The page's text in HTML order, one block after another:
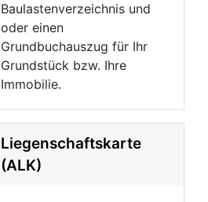
Baulastenverzeichnis und
oder einen
Grundbuchauszug für Ihr
Grundstück bzw. Ihre
Immobilie.
Liegenschaftskarte
(ALK)